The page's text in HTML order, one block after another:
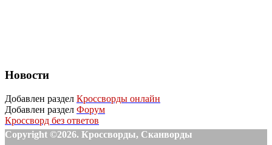
Новости
Добавлен раздел Кроссворды онлайн
Добавлен раздел Форум
Кроссворд без ответов
Copyright ©2026. Кроссворды, Сканворды